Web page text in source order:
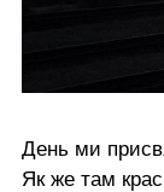
День ми
Як же там